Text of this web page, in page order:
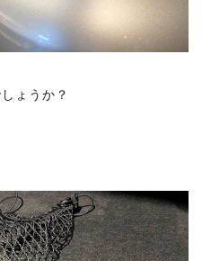
ょうか？